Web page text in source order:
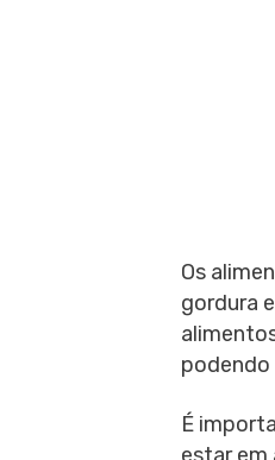
Os
gordura
É